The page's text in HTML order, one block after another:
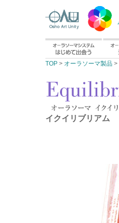
TOP > オーラソーマ製品 >
イクイリブリアム